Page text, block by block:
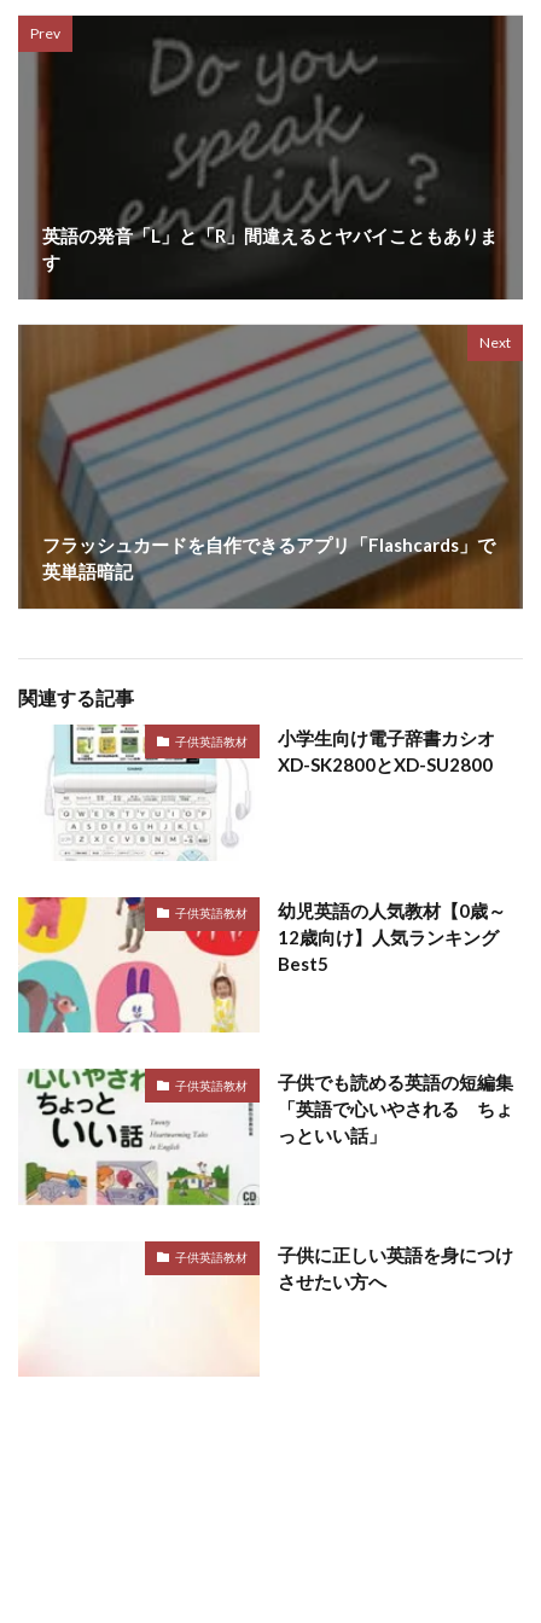
Prev
英語の発音「L」と「R」間違えるとヤバイこともありま
す
Next
フラッシュカードを自作できるアプリ「Flashcards」で
英単語暗記
関連する記事
子供英語教材
小学生向け電子辞書カシオ
XD-SK2800とXD-SU2800
子供英語教材
幼児英語の人気教材【0歳～
12歳向け】人気ランキング
Best5
子供英語教材
子供でも読める英語の短編集
「英語で心いやされる ちょ
っといい話」
子供英語教材
子供に正しい英語を身につけ
させたい方へ